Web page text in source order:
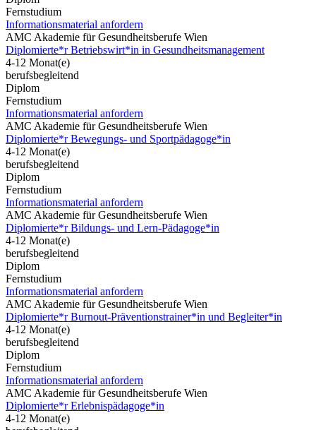
Fernstudium
Informationsmaterial anfordern
AMC Akademie für Gesundheitsberufe Wien
Diplomierte*r Betriebswirt*in in Gesundheitsmanagement
4-12 Monat(e)
berufsbegleitend
Diplom
Fernstudium
Informationsmaterial anfordern
AMC Akademie für Gesundheitsberufe Wien
Diplomierte*r Bewegungs- und Sportpädagoge*in
4-12 Monat(e)
berufsbegleitend
Diplom
Fernstudium
Informationsmaterial anfordern
AMC Akademie für Gesundheitsberufe Wien
Diplomierte*r Bildungs- und Lern-Pädagoge*in
4-12 Monat(e)
berufsbegleitend
Diplom
Fernstudium
Informationsmaterial anfordern
AMC Akademie für Gesundheitsberufe Wien
Diplomierte*r Burnout-Präventionstrainer*in und Begleiter*in
4-12 Monat(e)
berufsbegleitend
Diplom
Fernstudium
Informationsmaterial anfordern
AMC Akademie für Gesundheitsberufe Wien
Diplomierte*r Erlebnispädagoge*in
4-12 Monat(e)